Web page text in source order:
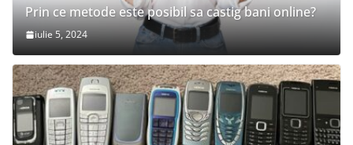
Prin ce metode este posibil sa castig bani online?
iulie 5, 2024